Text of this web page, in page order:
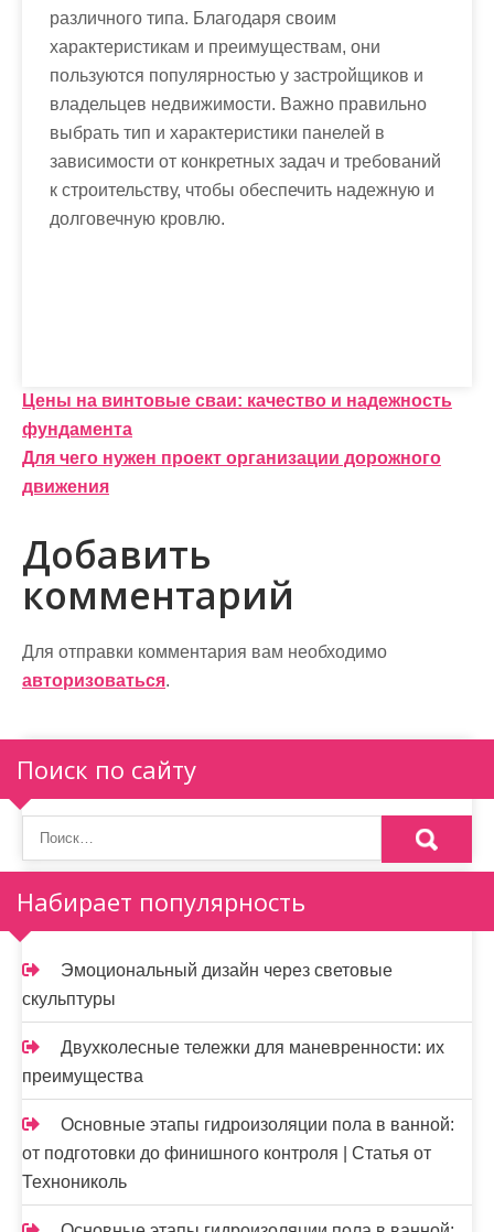
различного типа. Благодаря своим
характеристикам и преимуществам, они
пользуются популярностью у застройщиков и
владельцев недвижимости. Важно правильно
выбрать тип и характеристики панелей в
зависимости от конкретных задач и требований
к строительству, чтобы обеспечить надежную и
долговечную кровлю.
Н
а
в
и
г
а
ц
и
я
п
о
з
а
п
и
с
я
м
Цены на винтовые сваи: качество и надежность
фундамента
Для чего нужен проект организации дорожного
движения
Добавить
комментарий
Для отправки комментария вам необходимо
авторизоваться.
Поиск по сайту
Набирает популярность
Эмоциональный дизайн через световые
скульптуры
Двухколесные тележки для маневренности: их
преимущества
Основные этапы гидроизоляции пола в ванной:
от подготовки до финишного контроля | Статья от
Технониколь